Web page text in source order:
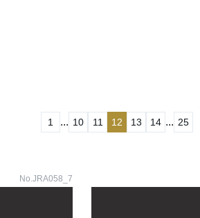
1 ... 10 11 12 13 14 ... 25
No.JRA058_7